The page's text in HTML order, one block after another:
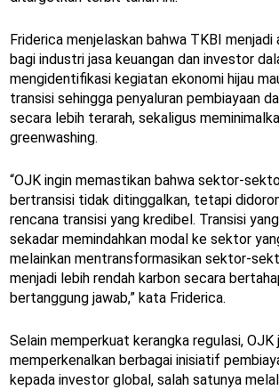
Friderica menjelaskan bahwa TKBI
bagi industri jasa keuangan dan investor
mengidentifikasi kegiatan ekonomi hijau
transisi sehingga penyaluran pembiayaan
secara lebih terarah, sekaligus
greenwashing.
“OJK ingin memastikan bahwa sektor-
bertransisi tidak ditinggalkan, tetapi
rencana transisi yang kredibel. Transisi
sekadar memindahkan modal ke sektor
melainkan mentransformasikan sektor-
menjadi lebih rendah karbon secara
bertanggung jawab,” kata Friderica.
Selain memperkuat kerangka regulasi, OJK
memperkenalkan berbagai inisiatif
kepada investor global, salah satunya